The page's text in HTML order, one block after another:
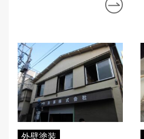
外壁塗装